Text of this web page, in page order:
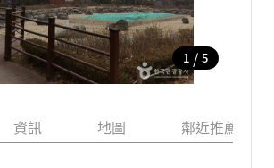
1 / 5
資訊 地圖 鄰近推薦景點